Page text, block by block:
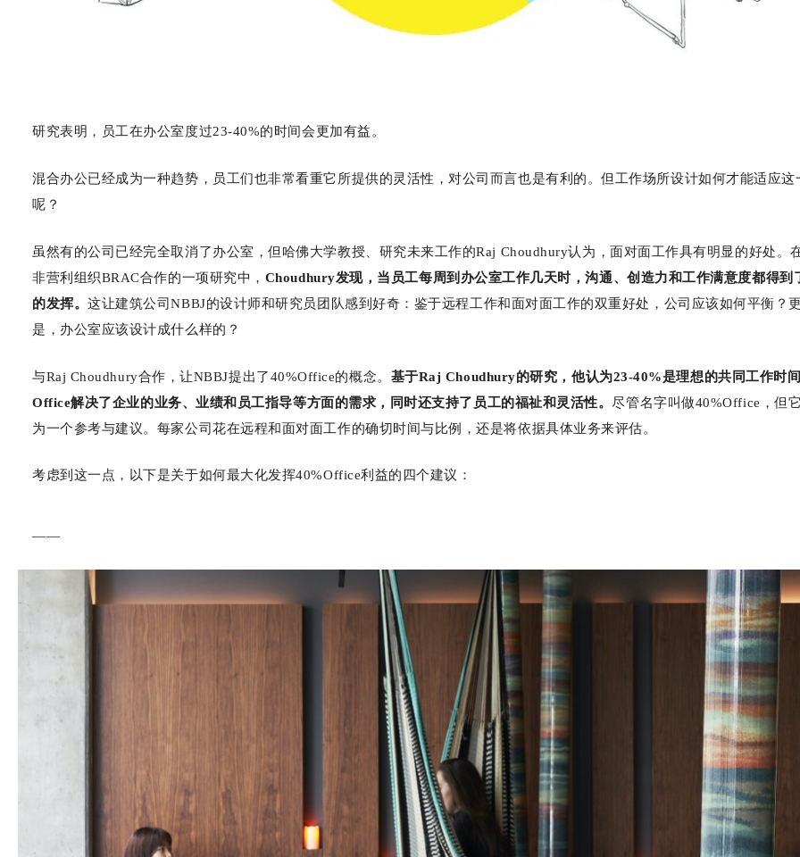
研究表明，员工在办公室度过23-40%的时间会更加有益。
混合办公已经成为一种趋势，员工们也非常看重它所提供的灵活性，对公司而言也是有利的。但工作场所设计如何才能适应这
呢？
虽然有的公司已经完全取消了办公室，但哈佛大学教授、研究未来工作的Raj Choudhury认为，面对面工作具有明显的好处。
非营利组织BRAC合作的一项研究中， Choudhury发现，当员工每周到办公室工作几天时，沟通、创造力和工作满意度都得到
的发挥。这让建筑公司NBBJ的设计师和研究员团队感到好奇：鉴于远程工作和面对面工作的双重好处，公司应该如何平衡？
是，办公室应该设计成什么样的？
与Raj Choudhury合作，让NBBJ提出了40%Office的概念。 基于Raj Choudhury的研究，他认为23-40%是理想的共同工作时
Office解决了企业的业务、业绩和员工指导等方面的需求，同时还支持了员工的福祉和灵活性。尽管名字叫做40%Office，但
为一个参考与建议。每家公司花在远程和面对面工作的确切时间与比例，还是将依据具体业务来评估。
考虑到这一点，以下是关于如何最大化发挥40%Office利益的四个建议：
——